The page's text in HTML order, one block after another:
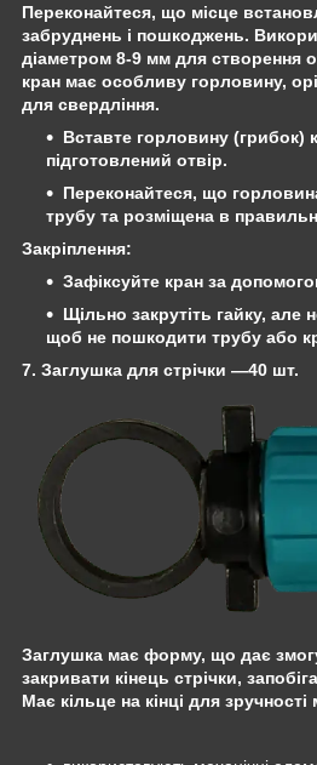
Переконайтеся, що місце
забруднень і пошкоджень.
діаметром 8-9 мм для створення
кран має особливу горловину,
для свердління.
Вставте горловину (грибок)
підготовлений отвір.
Переконайтеся, що
трубу та розміщена в
Закріплення:
Зафіксуйте кран за
Щільно закрутіть гайку, але
щоб не пошкодити трубу або
7. Заглушка для стрічки —40 шт.
Заглушка має форму, що дає
закривати кінець стрічки,
Має кільце на кінці для